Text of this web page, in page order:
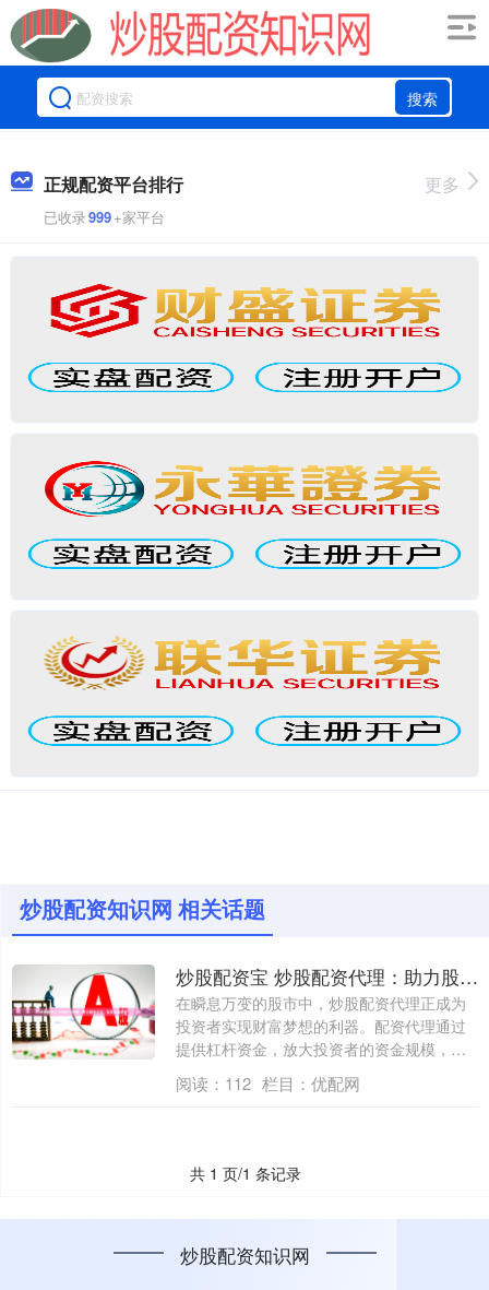
搜索
正规配资平台排行
已收录999+家平台
更多
炒股配资知识网 相关话题
炒股配资宝 炒股配资代理：助力股市征途，实现财富梦想
在瞬息万变的股市中，炒股配资代理正成为
投资者实现财富梦想的利器。配资代理通过
提供杠杆资金，放大投资者的资金规模，帮
助他们....
阅读： 112 栏目： 优配网
共 1 页/1 条记录
炒股配资知识网